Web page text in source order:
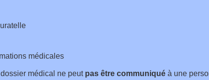
médicales
médical ne peut pas être communiqué à une